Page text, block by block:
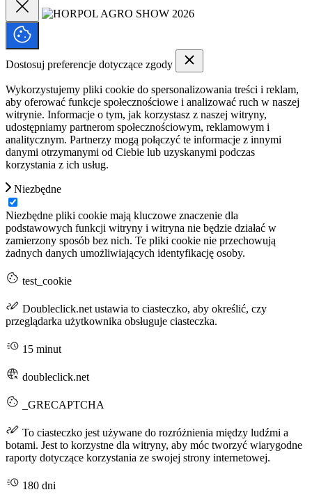
Dostosuj preferencje dotyczące zgody
Wykorzystujemy pliki cookie do spersonalizowania treści i reklam,
aby oferować funkcje społecznościowe i analizować ruch w naszej
witrynie. Informacje o tym, jak korzystasz z naszej witryny,
udostępniamy partnerom społecznościowym, reklamowym i
analitycznym. Partnerzy mogą połączyć te informacje z innymi
danymi otrzymanymi od Ciebie lub uzyskanymi podczas
korzystania z ich usług.
Niezbędne
Niezbędne pliki cookie mają kluczowe znaczenie dla
podstawowych funkcji witryny i witryna nie będzie działać w
zamierzony sposób bez nich. Te pliki cookie nie przechowują
żadnych danych umożliwiających identyfikację osoby.
test_cookie
Doubleclick.net ustawia to ciasteczko, aby określić, czy
przeglądarka użytkownika obsługuje ciasteczka.
15 minut
doubleclick.net
_GRECAPTCHA
To ciasteczko jest używane do rozróżnienia między ludźmi a
botami. Jest to korzystne dla witryny, aby móc tworzyć wiarygodne
raporty dotyczące korzystania ze swojej strony internetowej.
180 dni